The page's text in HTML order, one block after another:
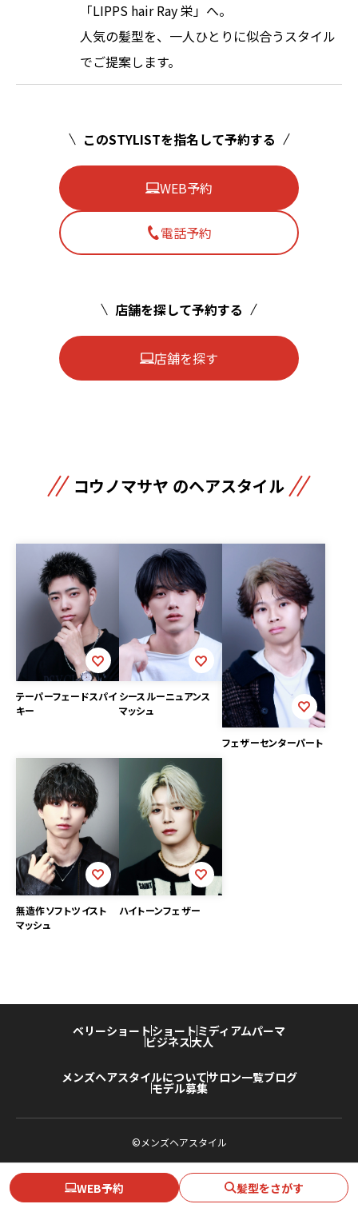
WEB予約 髪型をさがす
「LIPPS hair Ray 栄」へ。
人気の髪型を、一人ひとりに似合うスタイル
でご提案します。
このSTYLISTを指名して予約する
WEB予約
電話予約
店舗を探して予約する
店舗を探す
コウノマサヤ のヘアスタイル
テーパーフェードスパイ
キー
シースルーニュアンス
マッシュ
フェザーセンターパート
無造作ソフトツイスト
マッシュ
ハイトーンフェザー
ベリーショートショート ミディアムパーマ
ビジネス大人
メンズヘアスタイルについてサロン一覧ブログ
モデル募集
©メンズヘアスタイル